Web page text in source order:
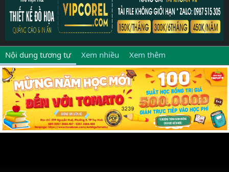
Nội dung tương tự Xem nhiều Xem thêm